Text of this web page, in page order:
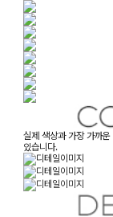
실제 색상과 가장 가까
있습니다.